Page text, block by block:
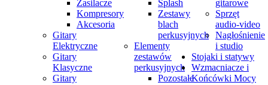
Zasilacze
Kompresory
Akcesoria
Gitary
Elektryczne
Gitary
Klasyczne
Gitary
Splash
Zestawy
blach
perkusyjnych
Elementy
zestawów
perkusyjnych
Pozostałe
gitarowe
Sprzęt
audio-video
Nagłośnienie
i studio
Stojaki i statywy
Wzmacniacze i
Końcówki Mocy